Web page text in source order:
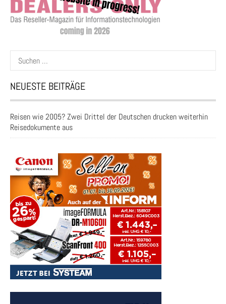
Suchen
nach:
NEUESTE BEITRÄGE
Reisen wie 2005? Zwei Drittel der Deutschen drucken weiterhin
Reisedokumente aus